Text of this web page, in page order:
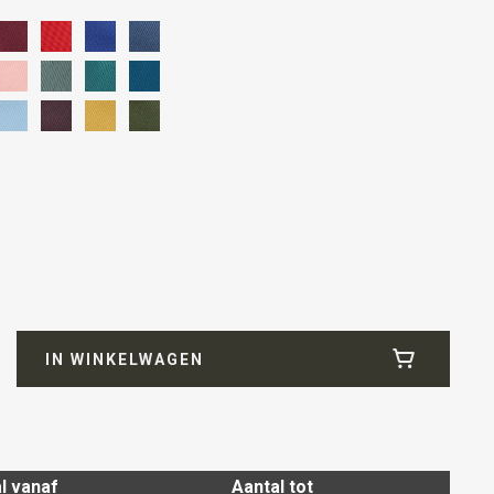
IN WINKELWAGEN
vanaf
Aantal tot